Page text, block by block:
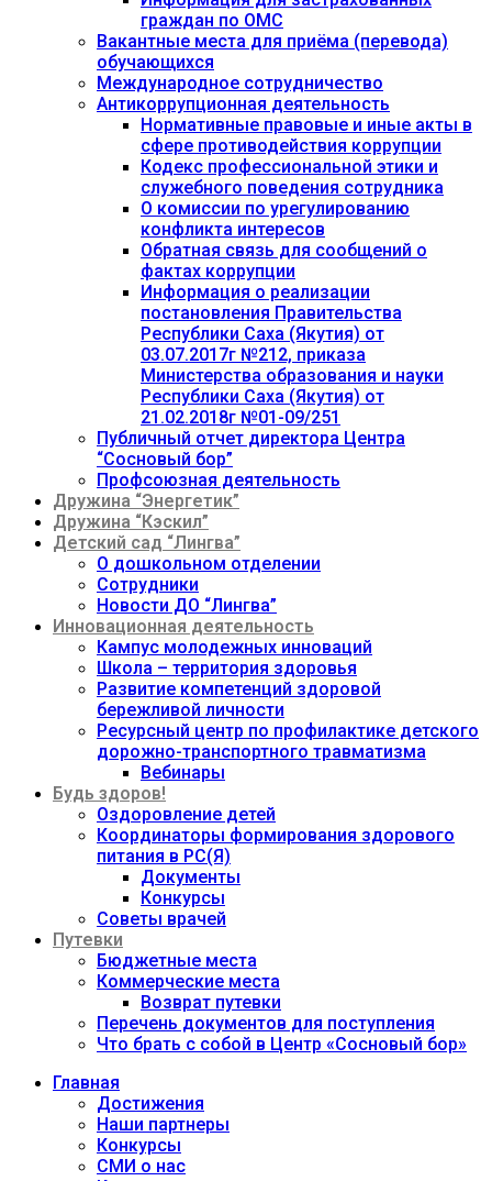
граждан по ОМС
Вакантные места для приёма (перевода)
обучающихся
Международное сотрудничество
Антикоррупционная деятельность
Нормативные правовые и иные акты в
сфере противодействия коррупции
Кодекс профессиональной этики и
служебного поведения сотрудника
О комиссии по урегулированию
конфликта интересов
Обратная связь для сообщений о
фактах коррупции
Информация о реализации
постановления Правительства
Республики Саха (Якутия) от
03.07.2017г №212, приказа
Министерства образования и науки
Республики Саха (Якутия) от
21.02.2018г №01-09/251
Публичный отчет директора Центра
“Сосновый бор”
Профсоюзная деятельность
Дружина “Энергетик”
Дружина “Кэскил”
Детский сад “Лингва”
О дошкольном отделении
Сотрудники
Новости ДО “Лингва”
Инновационная деятельность
Кампус молодежных инноваций
Школа – территория здоровья
Развитие компетенций здоровой
бережливой личности
Ресурсный центр по профилактике детского
дорожно-транспортного травматизма
Вебинары
Будь здоров!
Оздоровление детей
Координаторы формирования здорового
питания в РС(Я)
Документы
Конкурсы
Советы врачей
Путевки
Бюджетные места
Коммерческие места
Возврат путевки
Перечень документов для поступления
Что брать с собой в Центр «Сосновый бор»
Главная
Достижения
Наши партнеры
Конкурсы
СМИ о нас